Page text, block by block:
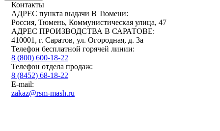
Контакты
АДРЕС пункта выдачи В Тюмени:
Россия, Тюмень, Коммунистическая улица, 47
АДРЕС ПРОИЗВОДСТВА В САРАТОВЕ:
410001, г. Саратов, ул. Огородная, д. 3а
Телефон бесплатной горячей линии:
8 (800) 600-18-22
Телефон отдела продаж:
8 (8452) 68-18-22
E-mail:
zakaz@rsm-mash.ru